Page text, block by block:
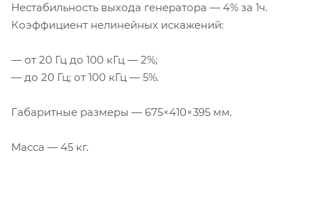
Нестабильность выхода генератора — 4% за 1ч.
Коэффициент нелинейных искажений:
— от 20 Гц до 100 кГц — 2%;
— до 20 Гц; от 100 кГц — 5%.
Габаритные размеры — 675×410×395 мм.
Масса — 45 кг.